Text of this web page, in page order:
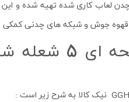
قهوه جوش و شبکه های چدنی کمکی
مشخصات اجاق